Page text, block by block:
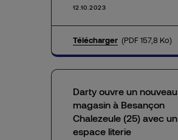
12.10.2023
Télécharger (PDF 157,8 Ko)
Darty ouvre un nouveau
magasin à Besançon
Chalezeule (25) avec un
espace literie